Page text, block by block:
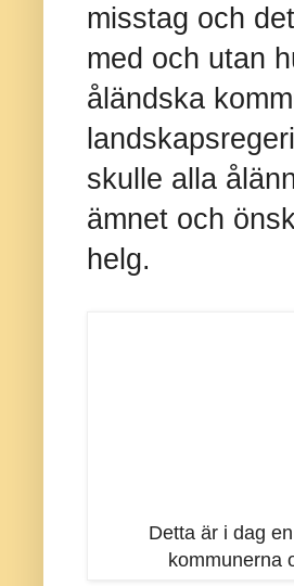
misstag och
med och utan
åländska
skulle alla
ämnet och
helg.
Detta är i dag
kommunerna